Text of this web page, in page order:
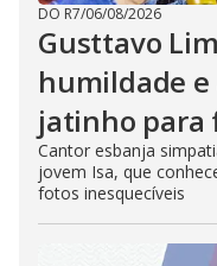
DO R7/06/08/2026
Gusttavo
humildade e
jatinho para
Cantor esbanja
jovem Isa, que
fotos inesquecíveis